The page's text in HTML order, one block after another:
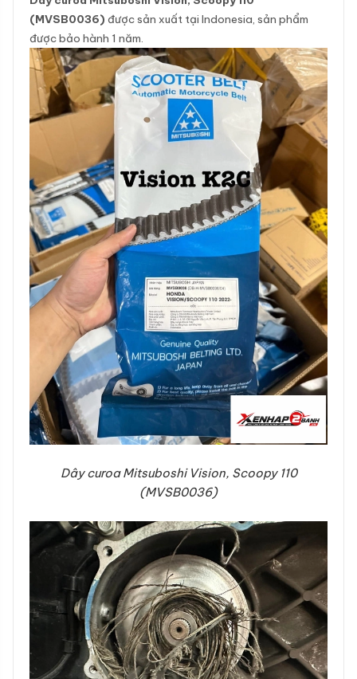
(MVSB0036) được sản xuất tại Indonesia, sản phẩm
được bảo hành 1 năm.
Dây curoa Mitsuboshi Vision, Scoopy 110
(MVSB0036)